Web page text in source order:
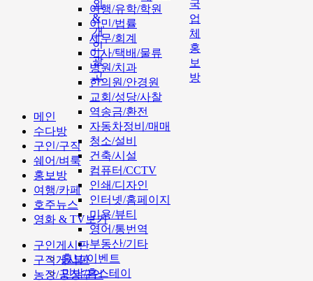
여행/유학/학원
이민/법률
세무/회계
이사/택배/물류
병원/치과
한의원/안경원
교회/성당/사찰
역송금/환전
자동차정비/매매
청소/설비
건축/시설
컴퓨터/CCTV
인쇄/디자인
인터넷/홈페이지
미용/뷰티
영어/통번역
부동산/기타
홍보/이벤트
민박/홈스테이
외
&
개
인
광
고
국
업
체
홍
보
방
메인
수다방
구인/구직
쉐어/벼룩
홍보방
여행/카페
호주뉴스
영화 & TV보기
구인게시판
구직게시판
농장/공장구인